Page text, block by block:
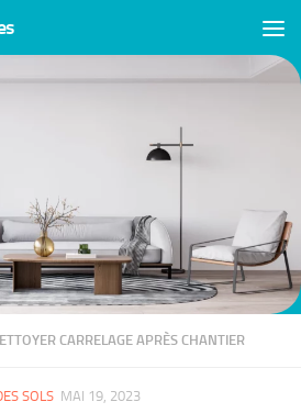
CARRELAGE APRÈS CHANTIER
SOLS MAI 19, 2023